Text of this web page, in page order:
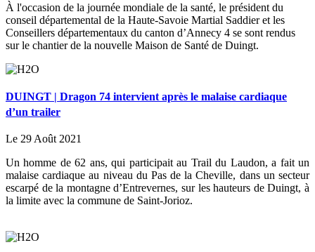
À l'occasion de la journée mondiale de la santé, le président du
conseil départemental de la Haute-Savoie Martial Saddier et les
Conseillers départementaux du canton d’Annecy 4 se sont rendus
sur le chantier de la nouvelle Maison de Santé de Duingt.
DUINGT | Dragon 74 intervient après le malaise cardiaque
d’un trailer
Le 29 Août 2021
Un homme de 62 ans, qui participait au Trail du Laudon, a fait un
malaise cardiaque au niveau du Pas de la Cheville, dans un secteur
escarpé de la montagne d’Entrevernes, sur les hauteurs de Duingt, à
la limite avec la commune de Saint-Jorioz.